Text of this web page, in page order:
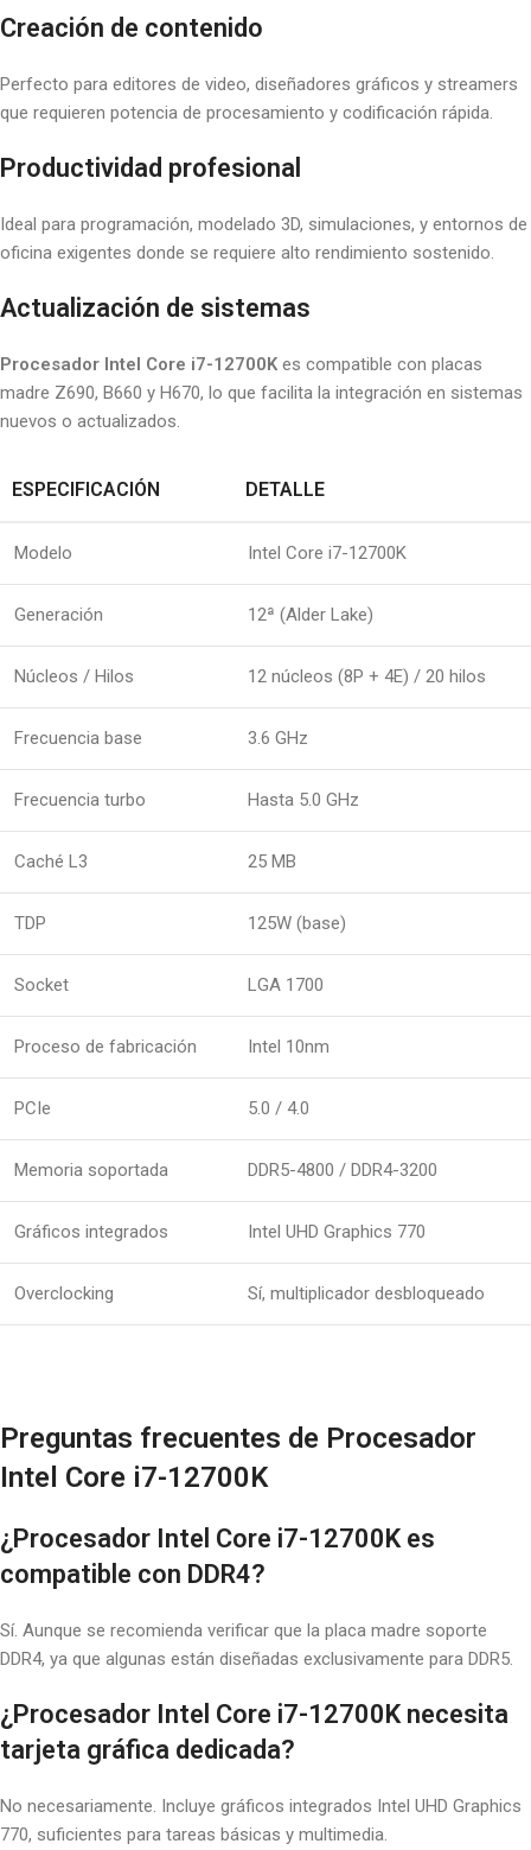
Creación de contenido
Perfecto para editores de video, diseñadores gráficos y streamers
que requieren potencia de procesamiento y codificación rápida.
Productividad profesional
Ideal para programación, modelado 3D, simulaciones, y entornos de
oficina exigentes donde se requiere alto rendimiento sostenido.
Actualización de sistemas
Procesador Intel Core i7-12700Kes compatible con placas
madre Z690, B660 y H670, lo que facilita la integración en sistemas
nuevos o actualizados.
ESPECIFICACIÓN DETALLE
Modelo Intel Core i7-12700K
Generación 12ª (Alder Lake)
Núcleos / Hilos 12 núcleos (8P + 4E) / 20 hilos
Frecuencia base 3.6 GHz
Frecuencia turbo Hasta 5.0 GHz
Caché L3 25 MB
TDP 125W (base)
Socket LGA 1700
Proceso de fabricación Intel 10nm
PCIe 5.0 / 4.0
Memoria soportada DDR5-4800 / DDR4-3200
Gráficos integrados Intel UHD Graphics 770
Overclocking Sí, multiplicador desbloqueado
Preguntas frecuentes de Procesador
Intel Core i7-12700K
¿ Procesador Intel Core i7-12700Kes
compatible con DDR4?
Sí. Aunque se recomienda verificar que la placa madre soporte
DDR4, ya que algunas están diseñadas exclusivamente para DDR5.
¿ Procesador Intel Core i7-12700Knecesita
tarjeta gráfica dedicada?
No necesariamente. Incluye gráficos integrados Intel UHD Graphics
770, suficientes para tareas básicas y multimedia.